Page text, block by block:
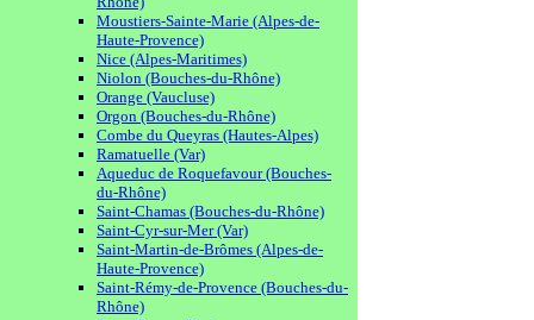
Moustiers-Sainte-Marie (Alpes-de-
Haute-Provence)
Nice (Alpes-Maritimes)
Niolon (Bouches-du-Rhône)
Orange (Vaucluse)
Orgon (Bouches-du-Rhône)
Combe du Queyras (Hautes-Alpes)
Ramatuelle (Var)
Aqueduc de Roquefavour (Bouches-
du-Rhône)
Saint-Chamas (Bouches-du-Rhône)
Saint-Cyr-sur-Mer (Var)
Saint-Martin-de-Brômes (Alpes-de-
Haute-Provence)
Saint-Rémy-de-Provence (Bouches-du-
Rhône)